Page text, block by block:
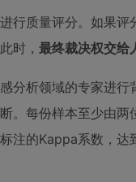
行质量评分。如果
时， 最终裁决权交给
分析领域的专家进
。每份样本至少由
注的Kappa系数，